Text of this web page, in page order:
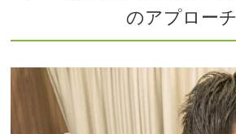
のアプローチ